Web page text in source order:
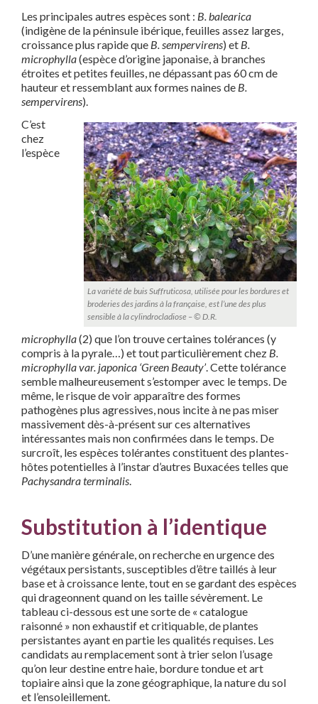
Les principales autres espèces sont : B. balearica
(indigène de la péninsule ibérique, feuilles assez larges,
croissance plus rapide que B. sempervirens) et B.
microphylla(espèce d’origine japonaise, à branches
étroites et petites feuilles, ne dépassant pas 60 cm de
hauteur et ressemblant aux formes naines de B.
sempervirens).
La variété de buis Suffruticosa, utilisée pour les bordures et
broderies des jardins à la française, est l’une des plus
sensible à la cylindrocladiose – © D.R.
C’est
chez
l’espèce
microphylla(2) que l’on trouve certaines tolérances (y
compris à la pyrale…) et tout particulièrement chez B.
microphylla var. japonica ‘Green Beauty’. Cette tolérance
semble malheureusement s’estomper avec le temps. De
même, le risque de voir apparaître des formes
pathogènes plus agressives, nous incite à ne pas miser
massivement dès-à-présent sur ces alternatives
intéressantes mais non confirmées dans le temps. De
surcroît, les espèces tolérantes constituent des plantes-
hôtes potentielles à l’instar d’autres Buxacées telles que
Pachysandra terminalis.
Substitution à l’identique
D’une manière générale, on recherche en urgence des
végétaux persistants, susceptibles d’être taillés à leur
base et à croissance lente, tout en se gardant des espèces
qui drageonnent quand on les taille sévèrement. Le
tableau ci-dessous est une sorte de « catalogue
raisonné » non exhaustif et critiquable, de plantes
persistantes ayant en partie les qualités requises. Les
candidats au remplacement sont à trier selon l’usage
qu’on leur destine entre haie, bordure tondue et art
topiaire ainsi que la zone géographique, la nature du sol
et l’ensoleillement.